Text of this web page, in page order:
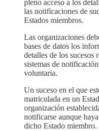
pleno acceso a los
las notificaciones de
Estados miembros.
Las organizaciones
bases de datos los
detalles de los sucesos
sistemas de
voluntaria.
Un suceso en el que
matriculada en un
organización
notificarse aunque
dicho Estado miembro.